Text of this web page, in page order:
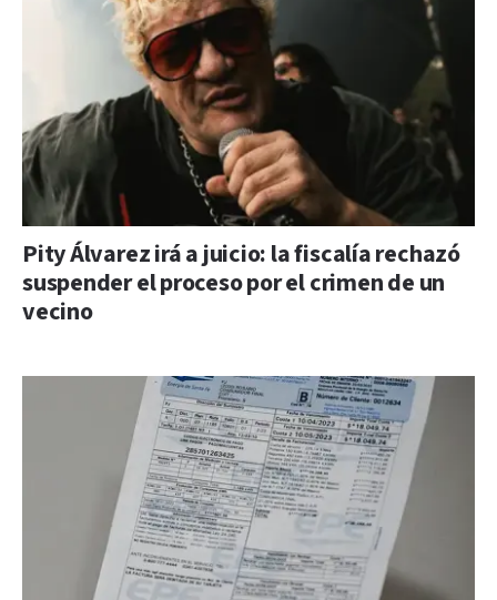
Pity Álvarez irá a juicio: la fiscalía rechazó
suspender el proceso por el crimen de un
vecino